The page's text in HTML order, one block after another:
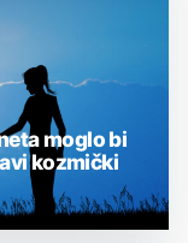
moglo bi
kozmički